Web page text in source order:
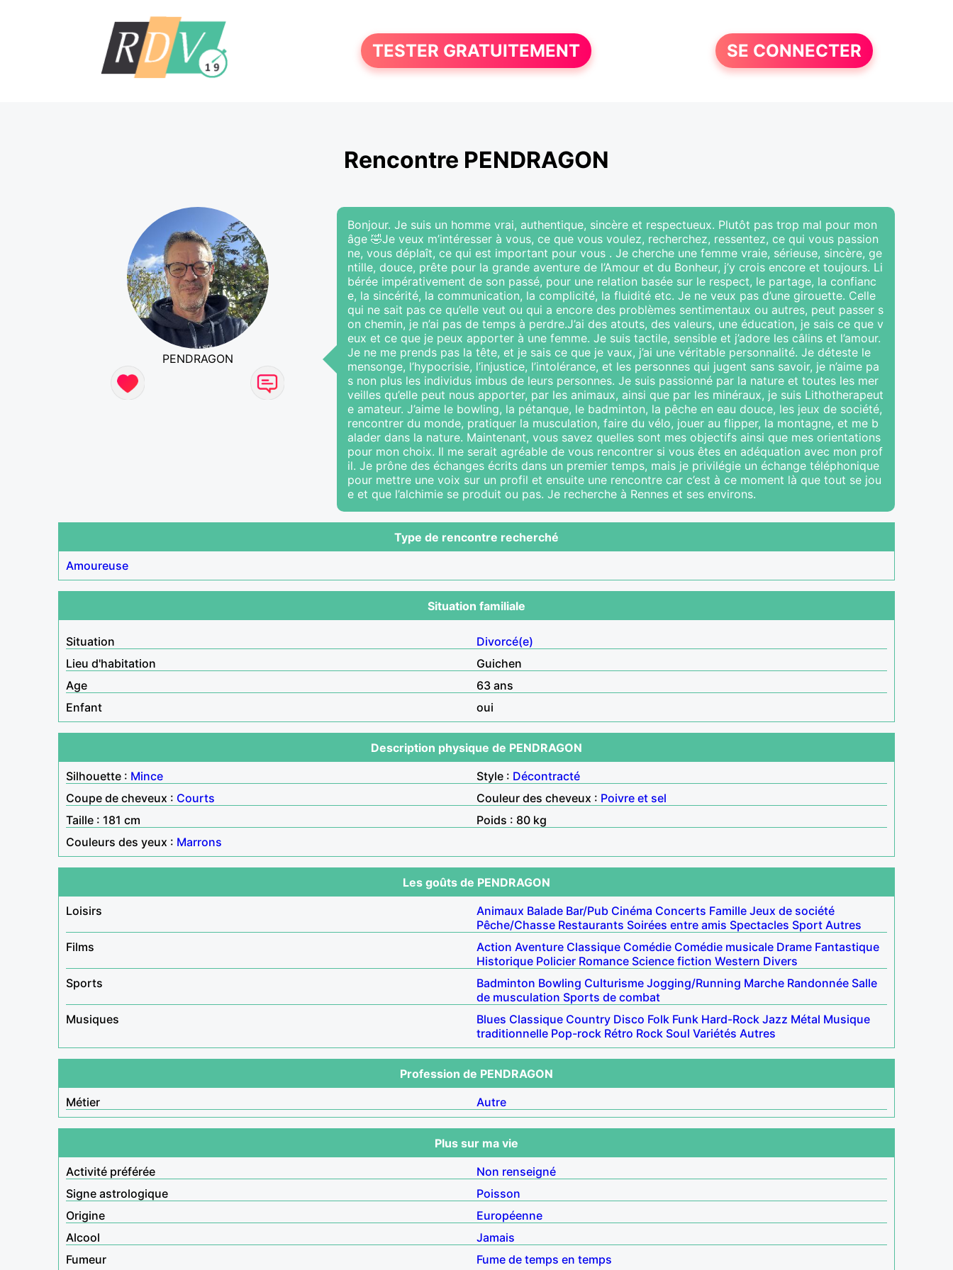
TESTER GRATUITEMENT SE CONNECTER
Rencontre PENDRAGON
PENDRAGON
Bonjour. Je suis un homme vrai, authentique, sincère et respectueux. Plutôt pas trop mal pour mon
âge 🤣Je veux m’intéresser à vous, ce que vous voulez, recherchez, ressentez, ce qui vous passion
ne, vous déplaît, ce qui est important pour vous . Je cherche une femme vraie, sérieuse, sincère, ge
ntille, douce, prête pour la grande aventure de l’Amour et du Bonheur, j’y crois encore et toujours. Li
bérée impérativement de son passé, pour une relation basée sur le respect, le partage, la confianc
e, la sincérité, la communication, la complicité, la fluidité etc. Je ne veux pas d’une girouette. Celle
qui ne sait pas ce qu’elle veut ou qui a encore des problèmes sentimentaux ou autres, peut passer s
on chemin, je n’ai pas de temps à perdre.J’ai des atouts, des valeurs, une éducation, je sais ce que v
eux et ce que je peux apporter à une femme. Je suis tactile, sensible et j’adore les câlins et l’amour.
Je ne me prends pas la tête, et je sais ce que je vaux, j’ai une véritable personnalité. Je déteste le
mensonge, l’hypocrisie, l’injustice, l’intolérance, et les personnes qui jugent sans savoir, je n’aime pa
s non plus les individus imbus de leurs personnes. Je suis passionné par la nature et toutes les mer
veilles qu’elle peut nous apporter, par les animaux, ainsi que par les minéraux, je suis Lithotherapeut
e amateur. J’aime le bowling, la pétanque, le badminton, la pêche en eau douce, les jeux de société,
rencontrer du monde, pratiquer la musculation, faire du vélo, jouer au flipper, la montagne, et me b
alader dans la nature. Maintenant, vous savez quelles sont mes objectifs ainsi que mes orientations
pour mon choix. Il me serait agréable de vous rencontrer si vous êtes en adéquation avec mon prof
il. Je prône des échanges écrits dans un premier temps, mais je privilégie un échange téléphonique
pour mettre une voix sur un profil et ensuite une rencontre car c’est à ce moment là que tout se jou
e et que l’alchimie se produit ou pas. Je recherche à Rennes et ses environs.
Type de rencontre recherché
Amoureuse
Situation familiale
Situation
Divorcé(e)
Lieu d'habitation
Guichen
Age
63 ans
Enfant
oui
Description physique de PENDRAGON
Silhouette : Mince Style : Décontracté
Coupe de cheveux : Courts Couleur des cheveux : Poivre et sel
Taille : 181 cm
Poids : 80 kg
Couleurs des yeux : Marrons
Les goûts de PENDRAGON
Loisirs
Animaux Balade Bar/Pub Cinéma Concerts Famille Jeux de société
Pêche/Chasse Restaurants Soirées entre amis Spectacles Sport Autres
Films
Action Aventure Classique Comédie Comédie musicale Drame Fantastique
Historique Policier Romance Science fiction Western Divers
Sports
Badminton Bowling Culturisme Jogging/Running Marche Randonnée Salle
de musculation Sports de combat
Musiques
Blues Classique Country Disco Folk Funk Hard-Rock Jazz Métal Musique
traditionnelle Pop-rock Rétro Rock Soul Variétés Autres
Profession de PENDRAGON
Métier
Autre
Plus sur ma vie
Activité préférée
Non renseigné
Signe astrologique
Poisson
Origine
Européenne
Alcool
Jamais
Fumeur
Fume de temps en temps